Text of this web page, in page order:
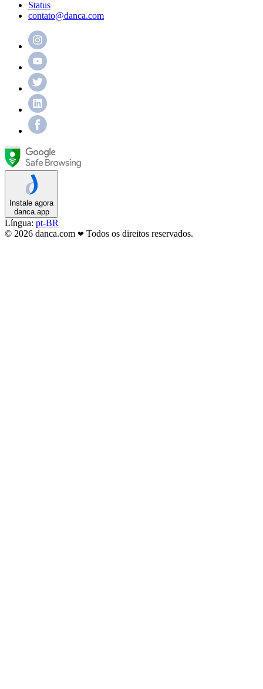
Status
contato@danca.com
Instale agora
danca.app
Língua: pt-BR
© 2026 danca.com ❤ Todos os direitos reservados.